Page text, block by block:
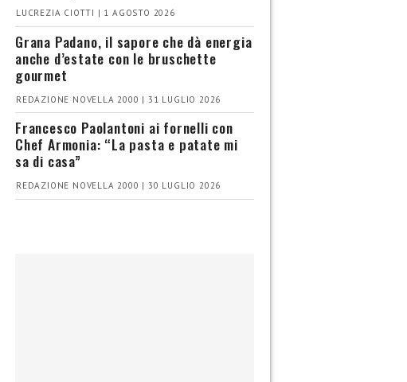
LUCREZIA CIOTTI | 1 AGOSTO 2026
Grana Padano, il sapore che dà energia
anche d’estate con le bruschette
gourmet
REDAZIONE NOVELLA 2000 | 31 LUGLIO 2026
Francesco Paolantoni ai fornelli con
Chef Armonia: “La pasta e patate mi
sa di casa”
REDAZIONE NOVELLA 2000 | 30 LUGLIO 2026